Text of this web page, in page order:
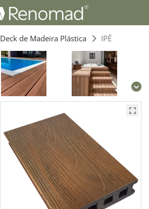
Deck de Madeira Plástica IPÊ